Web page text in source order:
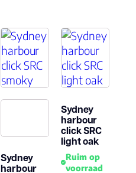
Sydney
harbour
Sydney
harbour
click SRC
light oak
Ruim op
voorraad